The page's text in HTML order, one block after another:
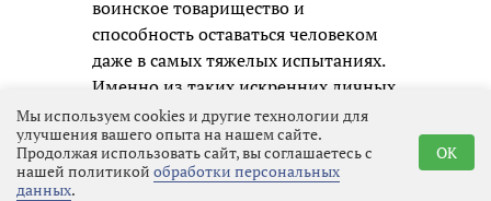
воинское товарищество и
способность оставаться человеком
даже в самых тяжелых испытаниях.
Именно из таких искренних личных
образов и складывается честная
память о нашем времени для
будущих поколений.
Мы используем cookies и другие технологии для
улучшения вашего опыта на нашем сайте.
Продолжая использовать сайт, вы соглашаетесь с
нашей политикой обработки персональных
данных.
OK